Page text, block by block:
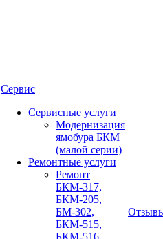
Сервис
Сервисные услуги
Модернизация
ямобура БКМ
(малой серии)
Ремонтные услуги
Ремонт
БКМ-317,
БКМ-205,
БМ-302,
БКМ-515,
БКМ-516